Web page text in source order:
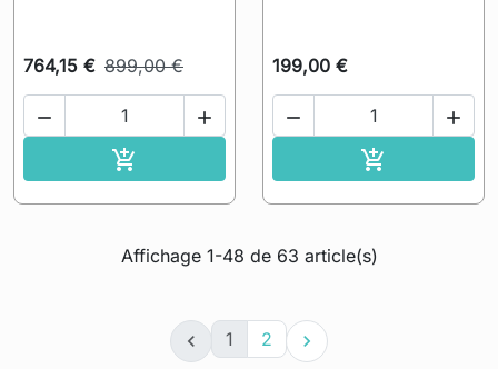
764,15 € 899,00 €
 

199,00 €
 

Affichage 1-48 de 63 article(s)
 1 2 